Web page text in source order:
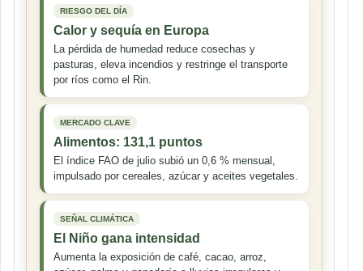
RIESGO DEL DÍA
Calor y sequía en Europa
La pérdida de humedad reduce cosechas y
pasturas, eleva incendios y restringe el transporte
por ríos como el Rin.
MERCADO CLAVE
Alimentos: 131,1 puntos
El índice FAO de julio subió un 0,6 % mensual,
impulsado por cereales, azúcar y aceites vegetales.
SEÑAL CLIMÁTICA
El Niño gana intensidad
Aumenta la exposición de café, cacao, arroz,